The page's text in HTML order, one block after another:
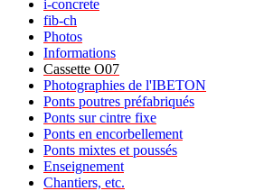
i-concrete
fib-ch
Photos
Informations
Cassette O07
Photographies de l'IBETON
Ponts poutres préfabriqués
Ponts sur cintre fixe
Ponts en encorbellement
Ponts mixtes et poussés
Enseignement
Chantiers, etc.